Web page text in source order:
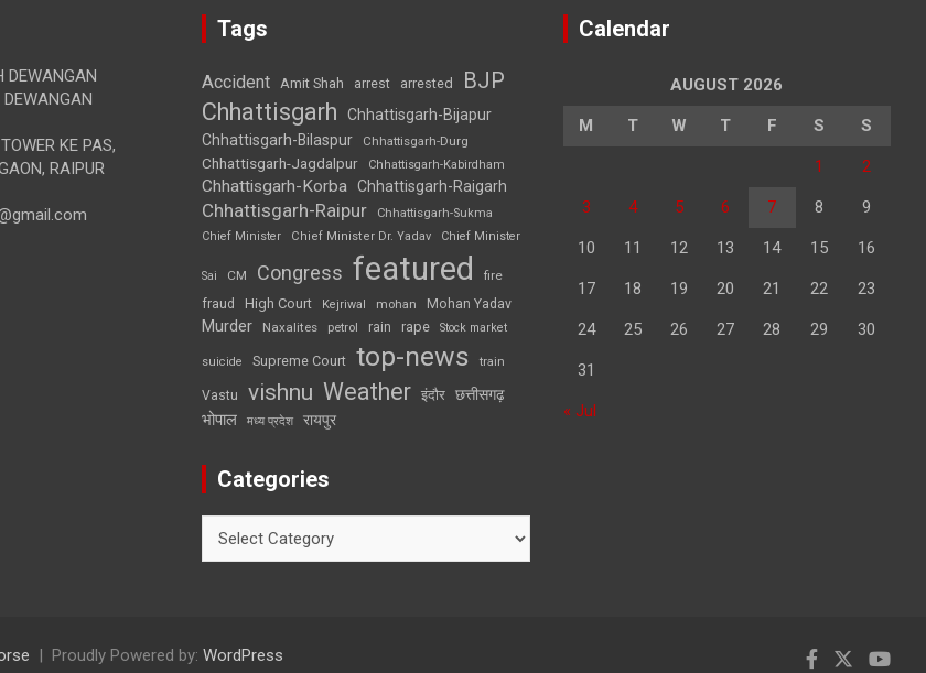
DEWANGAN
KE PAS,
RAIPUR
Tags
Accident Amit Shah arrest arrested BJP
Chhattisgarh
Chhattisgarh-Bijapur
Chhattisgarh-Bilaspur
Chhattisgarh-Durg
Chhattisgarh-Jagdalpur Chhattisgarh-Kabirdham
Chhattisgarh-Korba Chhattisgarh-Raigarh
Chhattisgarh-Raipur
Chhattisgarh-Sukma
Chief Minister
Chief Minister Dr. Yadav Chief Minister
Sai CM Congress featured
fire
fraud
High Court Kejriwal mohan Mohan Yadav
Murder Naxalites petrol rain rape Stock market
suicide Supreme Court top-news train
Vastu vishnu Weather इंदौर छत्तीसगढ़
भोपाल मध्य प्रदेश रायपुर
Categories
Calendar
AUGUST 2026
M T W T F S S
1 2
3 4 5 6 7 8 9
10 11 12 13 14 15 16
17 18 19 20 21 22 23
24 25 26 27 28 29 30
31
« Jul
Proudly Powered by: WordPress